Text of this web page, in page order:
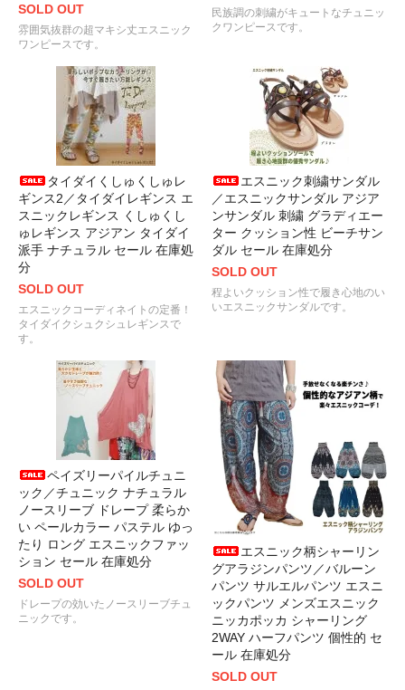
SOLD OUT
雰囲気抜群の超マキシ丈エスニック
ワンピースです。
民族調の刺繍がキュートなチュニッ
クワンピースです。
タイダイくしゅくしゅレ
ギンス2／タイダイレギンス エ
スニックレギンス くしゅくし
ゅレギンス アジアン タイダイ
派手 ナチュラル セール 在庫処
分
SOLD OUT
エスニックコーディネイトの定番！
タイダイクシュクシュレギンスで
す。
エスニック刺繍サンダル
／エスニックサンダル アジア
ンサンダル 刺繍 グラディエー
ター クッション性 ビーチサン
ダル セール 在庫処分
SOLD OUT
程よいクッション性で履き心地のい
いエスニックサンダルです。
ペイズリーパイルチュニ
ック／チュニック ナチュラル
ノースリーブ ドレープ 柔らか
い ペールカラー パステル ゆっ
たり ロング エスニックファッ
ション セール 在庫処分
SOLD OUT
ドレープの効いたノースリーブチュ
ニックです。
エスニック柄シャーリン
グアラジンパンツ／バルーン
パンツ サルエルパンツ エスニ
ックパンツ メンズエスニック
ニッカポッカ シャーリング
2WAY ハーフパンツ 個性的 セ
ール 在庫処分
SOLD OUT